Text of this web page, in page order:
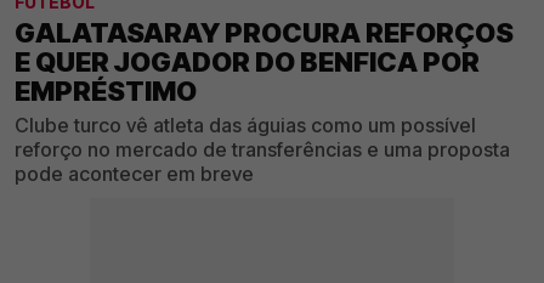
GALATASARAY PROCURA REFORÇOS
E QUER JOGADOR DO BENFICA POR
EMPRÉSTIMO
Clube turco vê atleta das águias como um possível
reforço no mercado de transferências e uma proposta
pode acontecer em breve